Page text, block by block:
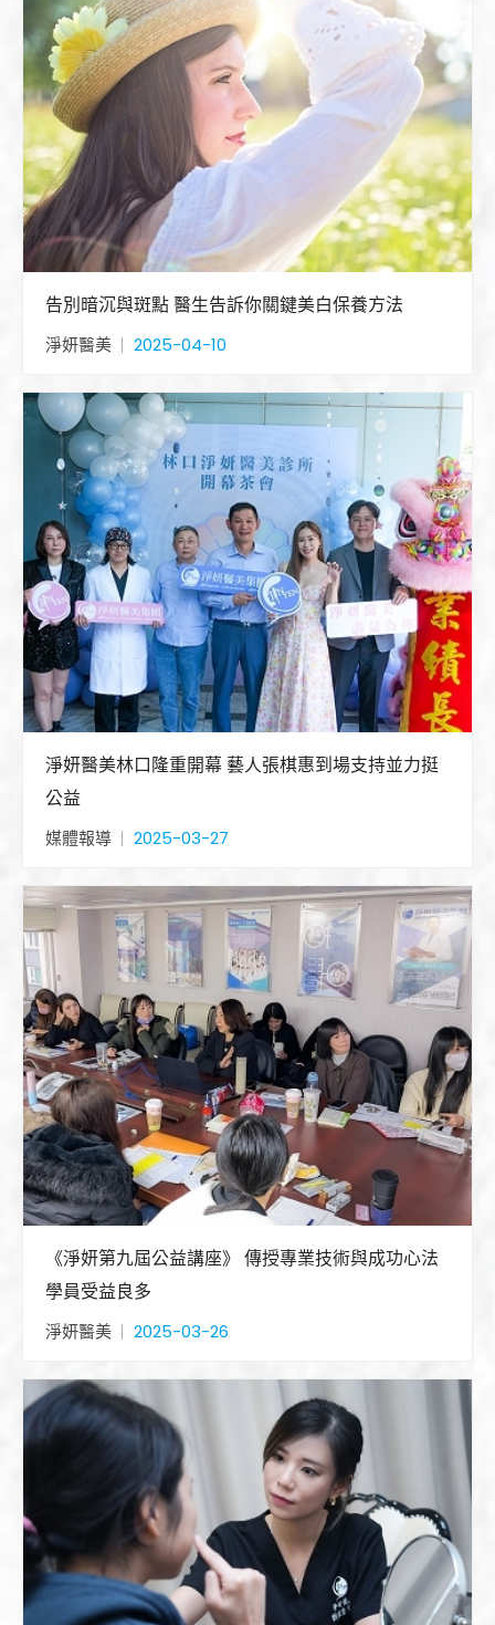
告別暗沉與斑點 醫生告訴你關鍵美白保養方法
淨妍醫美 2025-04-10
淨妍醫美林口隆重開幕 藝人張棋惠到場支持並力挺
公益
媒體報導 2025-03-27
《淨妍第九屆公益講座》 傳授專業技術與成功心法
學員受益良多
淨妍醫美 2025-03-26